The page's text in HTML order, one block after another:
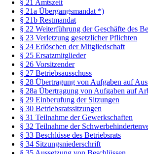
§ 21 Amtszeit
§ 21a Übergangsmandat *)
§ 21b Restmandat
§ 22 Weiterführung der Geschäfte des
§ 23 Verletzung gesetzlicher Pflichten
§ 24 Erlöschen der Mitgliedschaft
§ 25 Ersatzmitglieder
§ 26 Vorsitzender
§ 27 Betriebsausschuss
§ 28 Übertragung von Aufgaben auf
§ 28a Übertragung von Aufgaben auf
§ 29 Einberufung der Sitzungen
§ 30 Betriebsratssitzungen
§ 31 Teilnahme der Gewerkschaften
§ 32 Teilnahme der
§ 33 Beschlüsse des Betriebsrats
§ 34 Sitzungsniederschrift